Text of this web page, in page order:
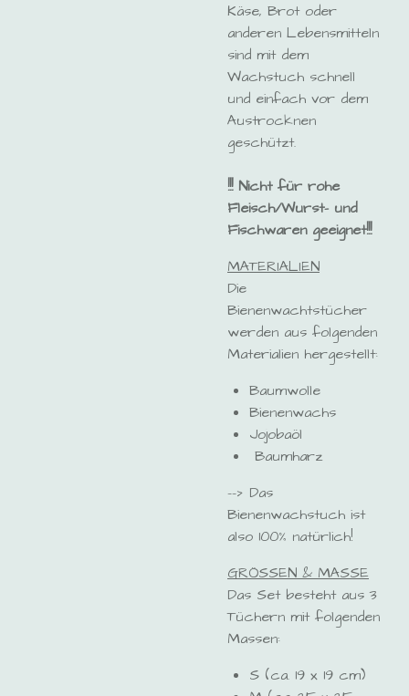
Käse, Brot oder
anderen Lebensmitteln
sind mit dem
Wachstuch schnell
und einfach vor dem
Austrocknen
geschützt.
!!! Nicht für rohe
Fleisch/Wurst- und
Fischwaren geeignet!!!
MATERIALIEN
Die
Bienenwachtstücher
werden aus folgenden
Materialien hergestellt:
Baumwolle
Bienenwachs
Jojobaöl
Baumharz
--> Das
Bienenwachstuch ist
also 100% natürlich!
GRÖSSEN & MASSE
Das Set besteht aus 3
Tüchern mit folgenden
Massen:
S (ca. 19 x 19 cm)